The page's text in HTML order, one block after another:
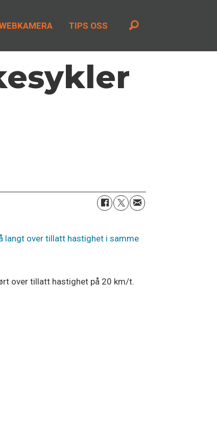
TIPS OSS
langt over tillatt hastighet i samme
over tillatt hastighet på 20 km/t.